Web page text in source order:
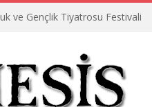
ve Gençlik Tiyatrosu Festivali